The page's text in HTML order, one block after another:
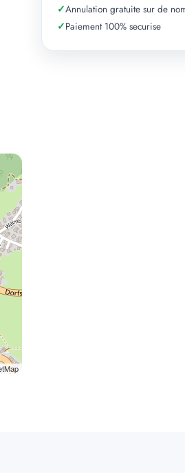
✓Annulation gratuite sur de
✓Paiement 100% securise